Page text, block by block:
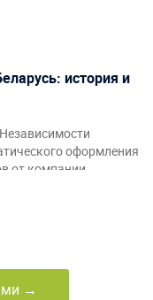
история и
оформления
от компании
→